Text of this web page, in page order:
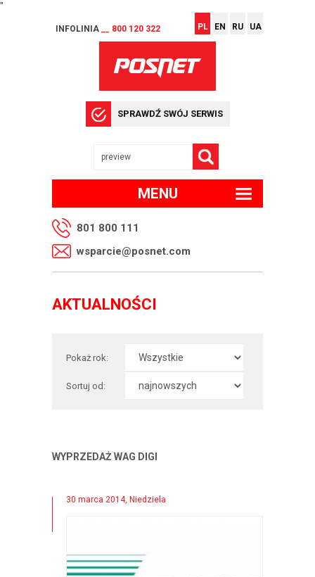
"
INFOLINIA __ 800 120 322 PL EN RU UA
SPRAWDŹ SWÓJ SERWIS
MENU
801 800 111
wsparcie@posnet.com
AKTUALNOŚCI
Pokaż rok:
Sortuj od:
WYPRZEDAŻ WAG DIGI
30 marca 2014, Niedziela